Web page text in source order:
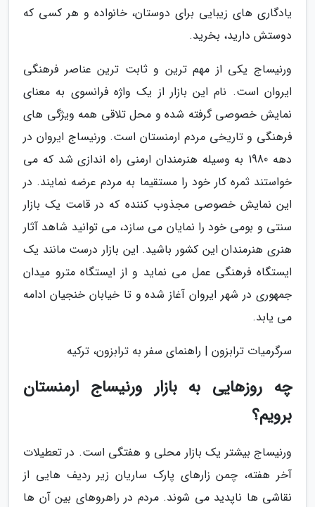
یادگاری های زیبایی برای دوستان، خانواده و هر کسی که
دوستش دارید، بخرید.
ورنیساج یکی از مهم ترین و ثابت ترین عناصر فرهنگی
ایروان است. نام این بازار از یک واژه فرانسوی به معنای
نمایش خصوصی گرفته شده و محل تلاقی همه ویژگی های
فرهنگی و تاریخی مردم ارمنستان است. ورنیساج ایروان در
دهه 1980 به وسیله هنرمندان ارمنی راه اندازی شد که می
خواستند ثمره کار خود را مستقیما به مردم عرضه نمایند. در
این نمایش خصوصی مجذوب کننده که در قامت یک بازار
سنتی و بومی خود را نمایان می سازد، می توانید شاهد آثار
هنری هنرمندان این کشور باشید. این بازار درست مانند یک
ایستگاه فرهنگی عمل می نماید و از ایستگاه مترو میدان
جمهوری در شهر ایروان آغاز شده و تا خیابان خنجیان ادامه
می یابد.
سرگرمیات ترابزون | راهنمای سفر به ترابزون، ترکیه
چه روزهایی به بازار ورنیساج ارمنستان
برویم؟
ورنیساج بیشتر یک بازار محلی و هفتگی است. در تعطیلات
آخر هفته، چمن زارهای پارک ساریان زیر ردیف هایی از
نقاشی ها ناپدید می شوند. مردم در راهروهای بین آن ها